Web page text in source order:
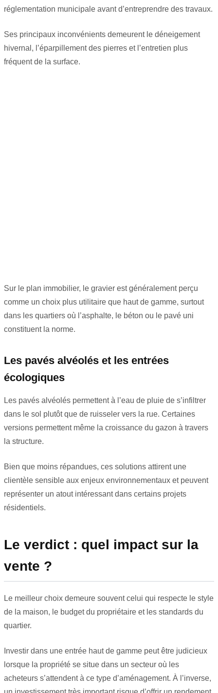
réglementation municipale avant d’entreprendre des travaux.
Ses principaux inconvénients demeurent le déneigement
hivernal, l’éparpillement des pierres et l’entretien plus
fréquent de la surface.
Sur le plan immobilier, le gravier est généralement perçu
comme un choix plus utilitaire que haut de gamme, surtout
dans les quartiers où l’asphalte, le béton ou le pavé uni
constituent la norme.
Les pavés alvéolés et les entrées
écologiques
Les pavés alvéolés permettent à l’eau de pluie de s’infiltrer
dans le sol plutôt que de ruisseler vers la rue. Certaines
versions permettent même la croissance du gazon à travers
la structure.
Bien que moins répandues, ces solutions attirent une
clientèle sensible aux enjeux environnementaux et peuvent
représenter un atout intéressant dans certains projets
résidentiels.
Le verdict : quel impact sur la
vente ?
Le meilleur choix demeure souvent celui qui respecte le style
de la maison, le budget du propriétaire et les standards du
quartier.
Investir dans une entrée haut de gamme peut être judicieux
lorsque la propriété se situe dans un secteur où les
acheteurs s’attendent à ce type d’aménagement. À l’inverse,